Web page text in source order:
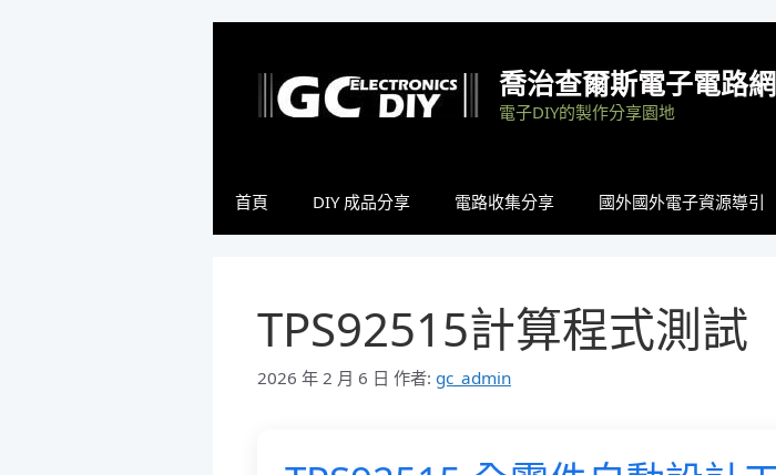
喬治查爾斯電子電路網
電子DIY的製作分享園地
首頁 DIY 成品分享 電路收集分享 國外國外電子資源導引
TPS92515計算程式測試
2026 年 2 月 6 日 作者: gc_admin